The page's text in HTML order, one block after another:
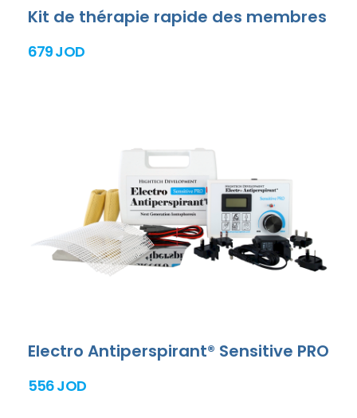
Kit de thérapie rapide des membres
679 JOD
Electro Antiperspirant® Sensitive PRO
556 JOD